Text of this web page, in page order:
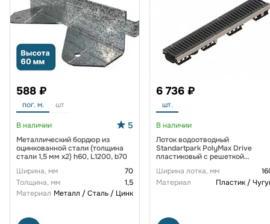
588 ₽
пог. м. шт
В наличии 5
Металлический бордюр из
оцинкованной стали (толщина
стали 1,5 мм x2) h60, L1200, b70
Ширина, мм
70
Толщина, мм
1,5
Материал Металл / Сталь / Цинк
6 736 ₽
шт.
В наличии
Лоток водоотводный
Standartpark PolyMax Drive
пластиковый с решеткой
(комплект) 0805034-М
Ширина лотка, мм
Материал
Пластик /